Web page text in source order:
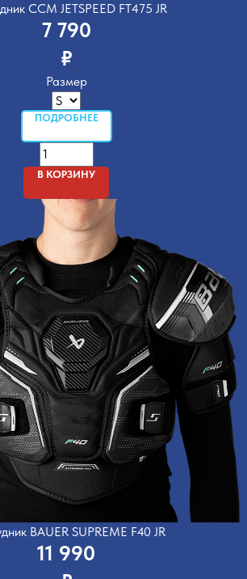
CCM JETSPEED FT475 JR
7 790
₽
Размер
ПОДРОБНЕЕ
В КОРЗИНУ
BAUER SUPREME F40 JR
11 990